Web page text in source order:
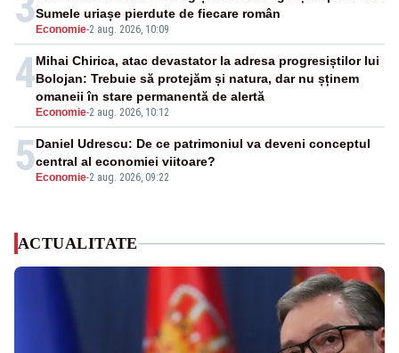
Economie-2 aug. 2026, 10:09
Sumele uriașe pierdute de fiecare român
4
Economie-2 aug. 2026, 10:12
Mihai Chirica, atac devastator la adresa progresiștilor lui
Bolojan: Trebuie să protejăm și natura, dar nu șținem
omaneii în stare permanentă de alertă
5 Economie-2 aug. 2026, 09:22
Daniel Udrescu: De ce patrimoniul va deveni conceptul
central al economiei viitoare?
ACTUALITATE